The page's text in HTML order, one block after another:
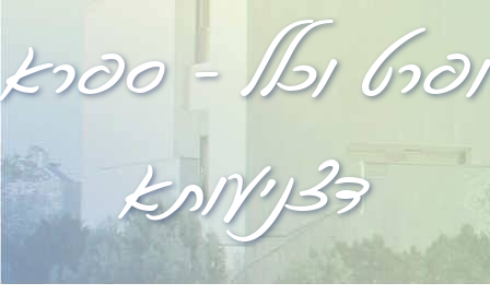
ופרט וכלל – ספרא
דצניעותא